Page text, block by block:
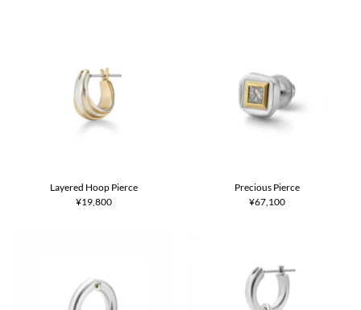
Layered Hoop Pierce
¥19,800
Precious Pierce
¥67,100